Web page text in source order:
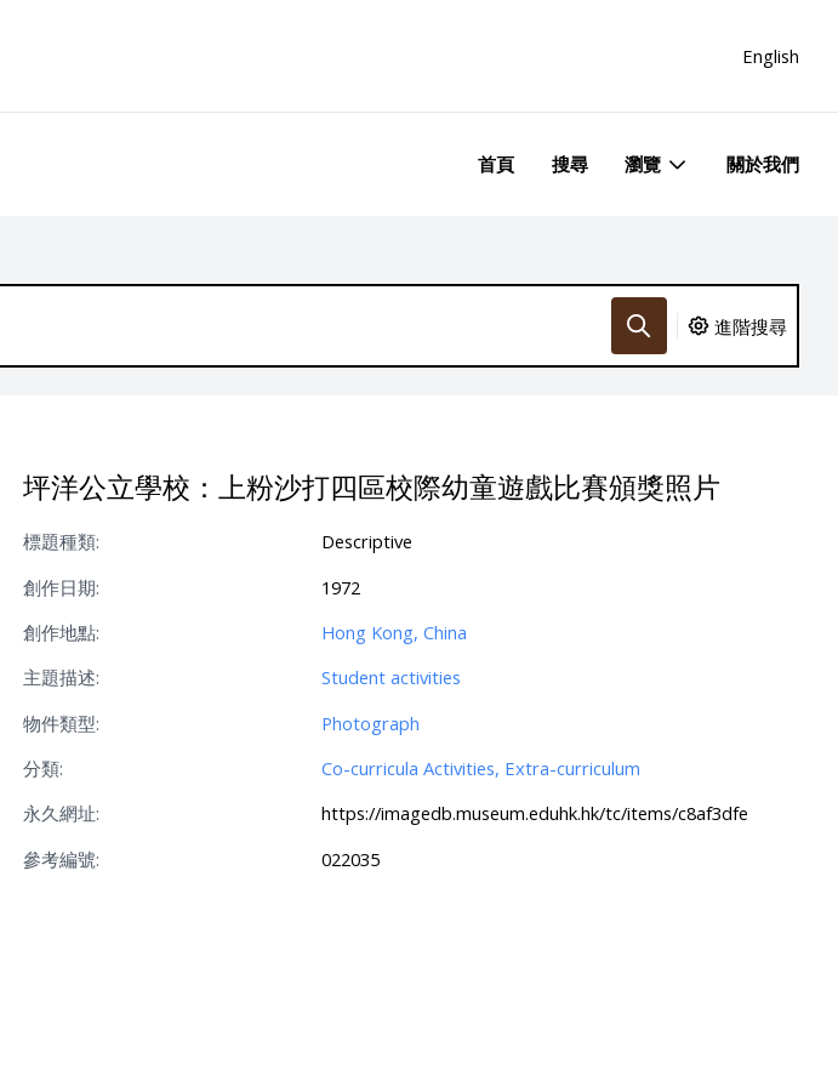
English
首頁 搜尋 瀏覽 關於我們
進階搜尋
坪洋公立學校：上粉沙打四區校際幼童遊戲比賽頒獎照片
標題種類:
Descriptive
創作日期:
1972
創作地點:
Hong Kong, China
主題描述:
Student activities
物件類型:
Photograph
分類:
Co-curricula Activities, Extra-curriculum
永久網址:
https://imagedb.museum.eduhk.hk/tc/items/c8af3dfe
參考編號:
022035